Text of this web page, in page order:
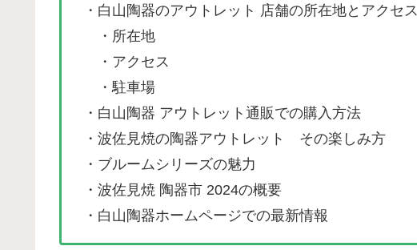
・白山陶器のアウトレット 店舗の所在地とアクセス
・所在地
・アクセス
・駐車場
・白山陶器 アウトレット通販での購入方法
・波佐見焼の陶器アウトレット その楽しみ方
・ブルームシリーズの魅力
・波佐見焼 陶器市 2024の概要
・白山陶器ホームページでの最新情報